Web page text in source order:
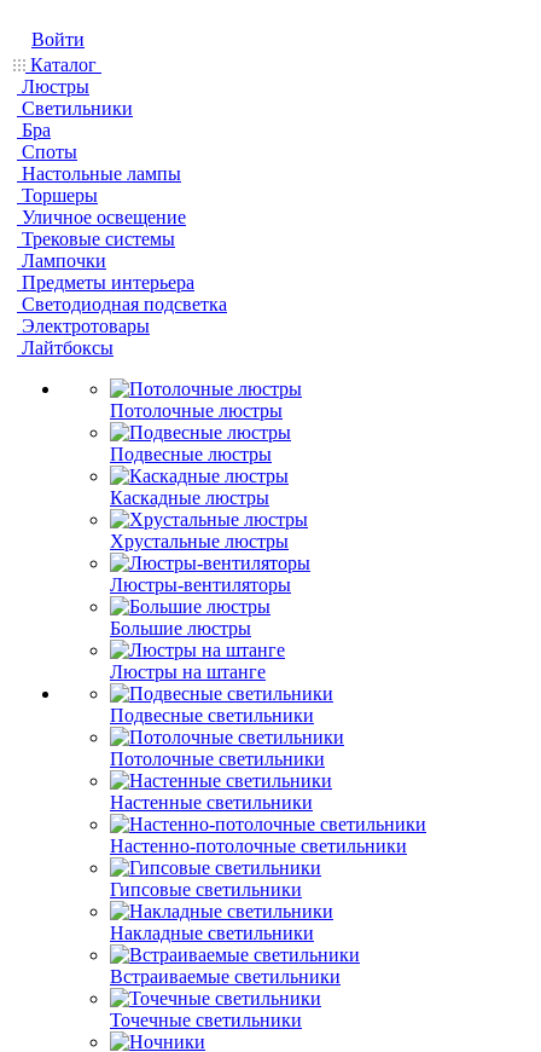
Войти
Каталог
Люстры
Светильники
Бра
Споты
Настольные лампы
Торшеры
Уличное освещение
Трековые системы
Лампочки
Предметы интерьера
Светодиодная подсветка
Электротовары
Лайтбоксы
Потолочные люстры
Подвесные люстры
Каскадные люстры
Хрустальные люстры
Люстры-вентиляторы
Большие люстры
Люстры на штанге
Подвесные светильники
Потолочные светильники
Настенные светильники
Настенно-потолочные светильники
Гипсовые светильники
Накладные светильники
Встраиваемые светильники
Точечные светильники